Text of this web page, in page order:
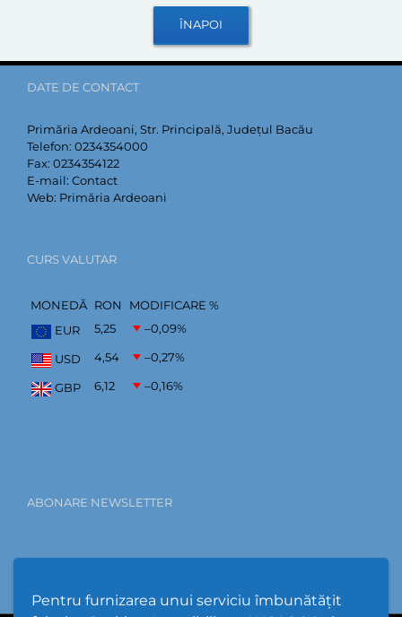
Pentru furnizarea unui serviciu îmbunătățit
DATE DE CONTACT
Primăria Ardeoani, Str. Principală, Județul Bacău
Telefon: 0234354000
Fax: 0234354122
E-mail: Contact
Web: Primăria Ardeoani
CURS VALUTAR
MONEDĂ RON
MODIFICARE %
EUR
5,25 –0,09%
USD 4,54 –0,27%
GBP 6,12 –0,16%
ABONARE NEWSLETTER